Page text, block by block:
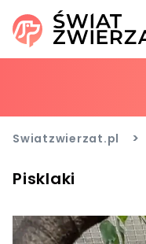
Swiatzwierzat.pl >
Pisklaki